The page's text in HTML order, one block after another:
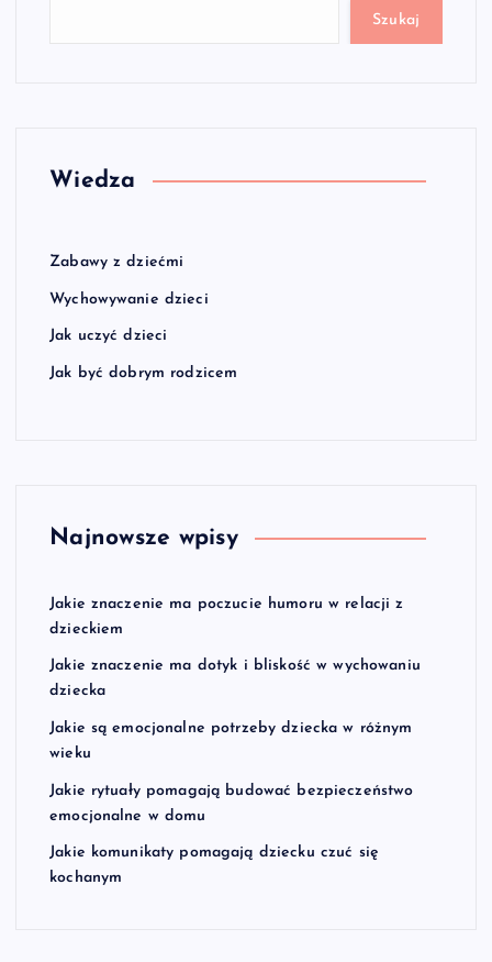
Szukaj
Wiedza
Zabawy z dziećmi
Wychowywanie dzieci
Jak uczyć dzieci
Jak być dobrym rodzicem
Najnowsze wpisy
Jakie znaczenie ma poczucie humoru w relacji z
dzieckiem
Jakie znaczenie ma dotyk i bliskość w wychowaniu
dziecka
Jakie są emocjonalne potrzeby dziecka w różnym
wieku
Jakie rytuały pomagają budować bezpieczeństwo
emocjonalne w domu
Jakie komunikaty pomagają dziecku czuć się
kochanym